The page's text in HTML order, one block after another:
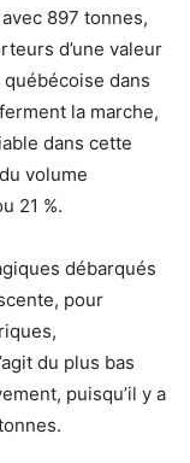
897 tonnes,
d’une valeur
dans
la marche,
dans cette
volume
21 %.
débarqués
pour
du plus bas
puisqu’il y a